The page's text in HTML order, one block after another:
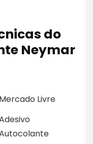
do
Neymar
Mercado Livre